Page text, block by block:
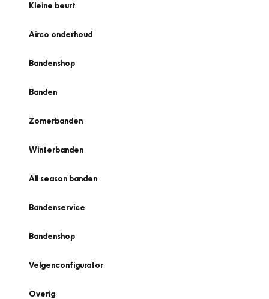
Kleine beurt
Airco onderhoud
Bandenshop
Banden
Zomerbanden
Winterbanden
All season banden
Bandenservice
Bandenshop
Velgenconfigurator
Overig